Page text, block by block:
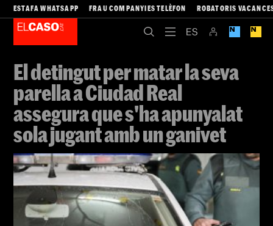
ESTAFA WHATSAPP FRAU COMPANYIES TELÈFON ROBATORIS
El detingut per matar la seva
parella a Ciudad Real
assegura que s'ha apunyalat
sola jugant amb un ganivet